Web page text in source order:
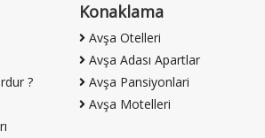
?
Konaklama
Avşa Otelleri
Avşa Adası Apartlar
Avşa Pansiyonlari
Avşa Motelleri